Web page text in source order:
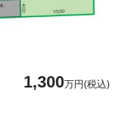
1,300万円(税込)